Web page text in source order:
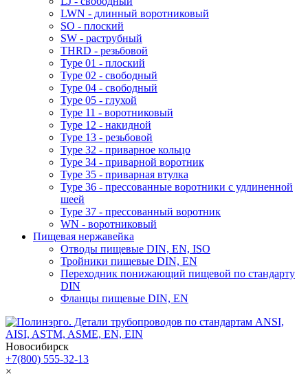
LWN - длинный воротниковый
SO - плоский
SW - раструбный
THRD - резьбовой
Type 01 - плоский
Type 02 - свободный
Type 04 - свободный
Type 05 - глухой
Type 11 - воротниковый
Type 12 - накидной
Type 13 - резьбовой
Type 32 - приварное кольцо
Type 34 - приварной воротник
Type 35 - приварная втулка
Type 36 - прессованные воротники с удлиненной
шеей
Type 37 - прессованный воротник
WN - воротниковый
Пищевая нержавейка
Отводы пищевые DIN, EN, ISO
Тройники пищевые DIN, EN
Переходник понижающий пищевой по стандарту
DIN
Фланцы пищевые DIN, EN
Новосибирск
+7(800) 555-32-13
×